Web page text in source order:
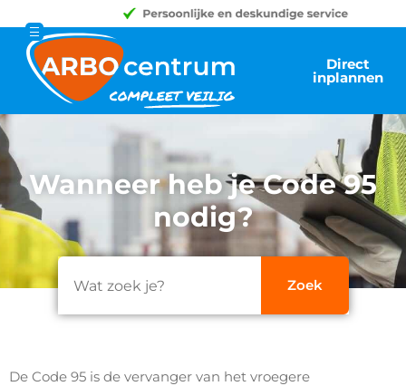
Direct
inplannen
Wanneer heb je Code 95
nodig?
De Code 95 is de vervanger van het vroegere